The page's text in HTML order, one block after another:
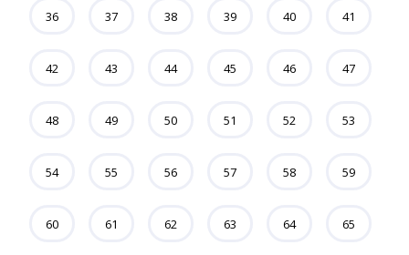
36 37 38 39 40 41
42 43 44 45 46 47
48 49 50 51 52 53
54 55 56 57 58 59
60 61 62 63 64 65